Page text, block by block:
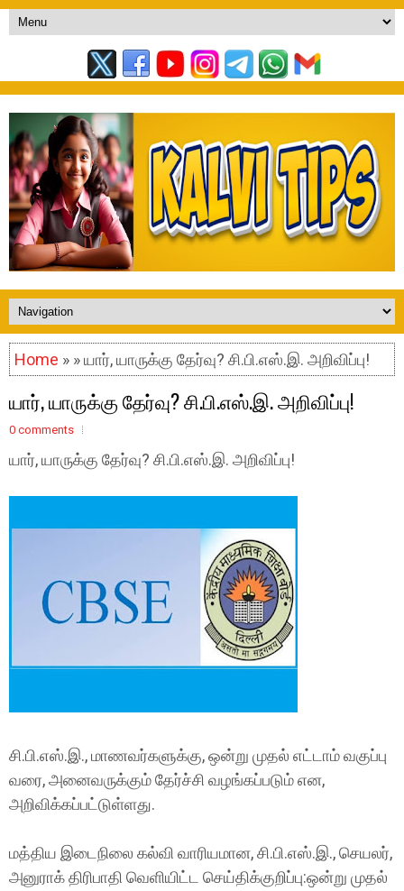
Home » » யார், யாருக்கு தேர்வு? சி.பி.எஸ்.இ. அறிவிப்பு!
யார், யாருக்கு தேர்வு? சி.பி.எஸ்.இ. அறிவிப்பு!
0 comments
யார், யாருக்கு தேர்வு? சி.பி.எஸ்.இ. அறிவிப்பு!
சி.பி.எஸ்.இ., மாணவர்களுக்கு, ஒன்று முதல் எட்டாம் வகுப்பு
வரை, அனைவருக்கும் தேர்ச்சி வழங்கப்படும் என,
அறிவிக்கப்பட்டுள்ளது.
மத்திய இடைநிலை கல்வி வாரியமான, சி.பி.எஸ்.இ., செயலர்,
அனுராக் திரிபாதி வெளியிட்ட செய்திக்குறிப்பு:ஒன்று முதல்